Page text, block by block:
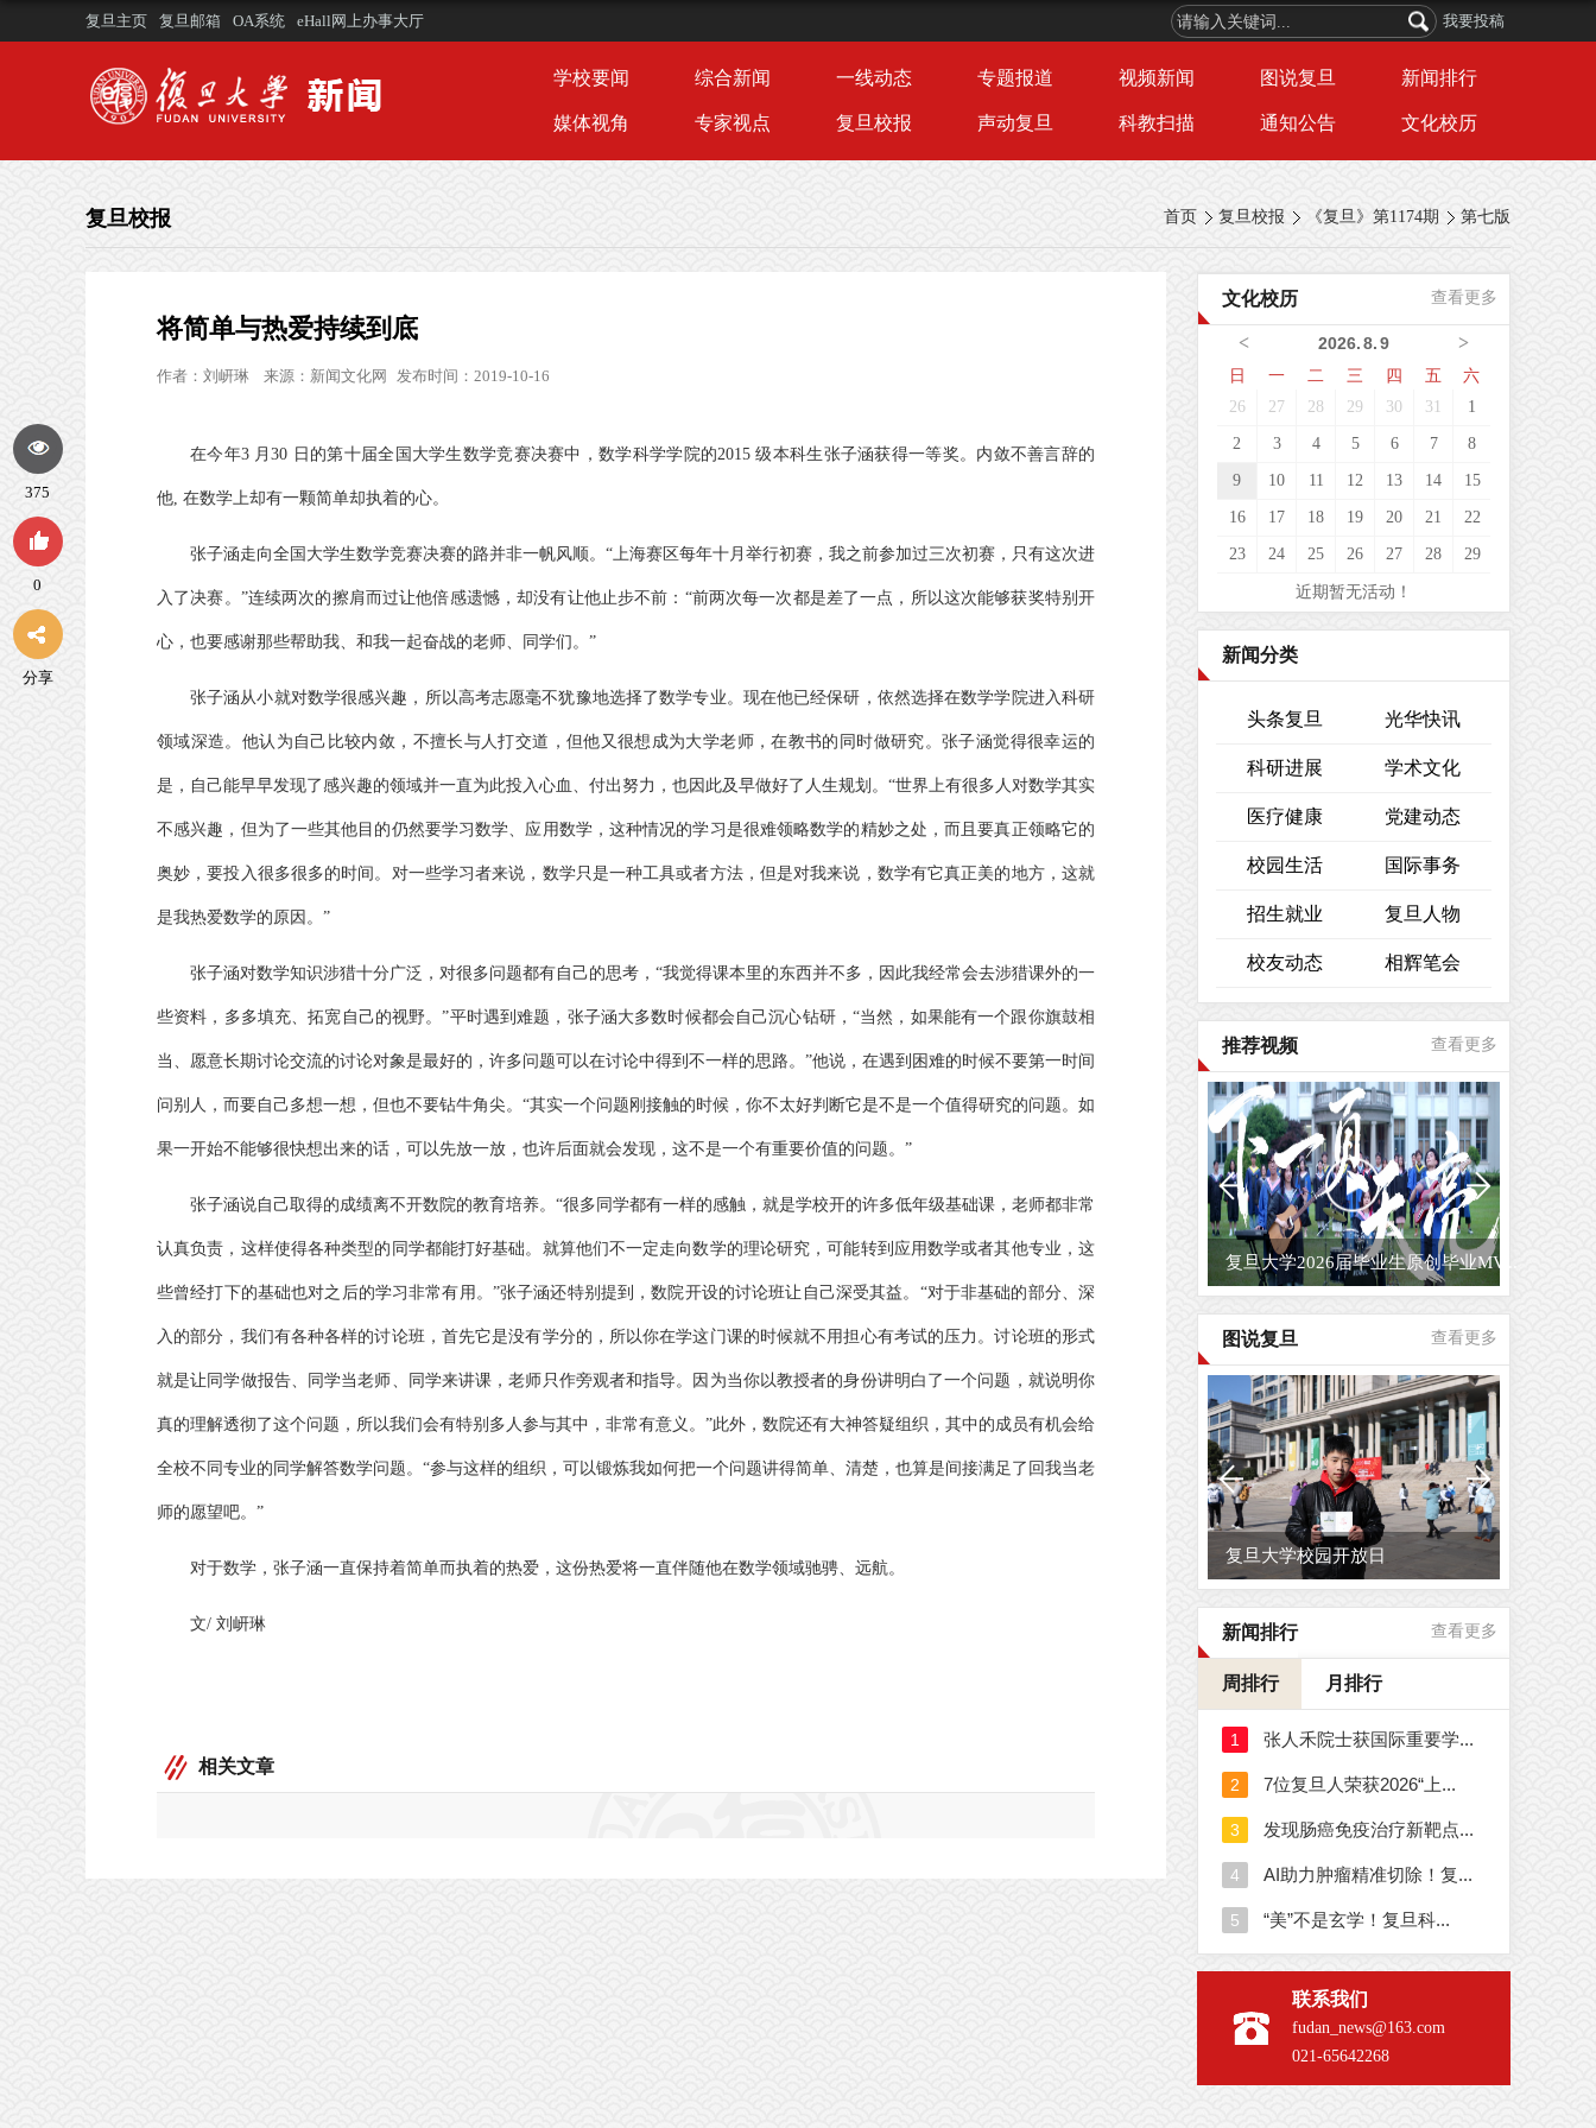
复旦主页 复旦邮箱 OA系统 eHall网上办事大厅 我要投稿
学校要闻 综合新闻 一线动态 专题报道 视频新闻 图说复旦 新闻排行
媒体视角 专家视点 复旦校报 声动复旦 科教扫描 通知公告 文化校历
首页 复旦校报 《复旦》第1174期 第七版
复旦校报
将简单与热爱持续到底
作者： 刘岍琳 来源： 新闻文化网 发布时间：2019-10-16
在今年3 月30 日的第十届全国大学生数学竞赛决赛中，数学科学学院的2015级本科生张子涵获得一等奖。内敛不善言辞的
他, 在数学上却有一颗简单却执着的心。
张子涵走向全国大学生数学竞赛决赛的路并非一帆风顺。 “上海赛区每年十月举行初赛，我之前参加过三次初赛，只有这次进
入了决赛。 ”连续两次的擦肩而过让他倍感遗憾，却没有让他止步不前： “前两次每一次都是差了一点，所以这次能够获奖特别开
心，也要感谢那些帮助我、和我一起奋战的老师、同学们。 ”
张子涵从小就对数学很感兴趣，所以高考志愿毫不犹豫地选择了数学专业。现在他已经保研，依然选择在数学学院进入科研
领域深造。他认为自己比较内敛，不擅长与人打交道，但他又很想成为大学老师，在教书的同时做研究。张子涵觉得很幸运的
是，自己能早早发现了感兴趣的领域并一直为此投入心血、付出努力，也因此及早做好了人生规划。 “世界上有很多人对数学其实
不感兴趣，但为了一些其他目的仍然要学习数学、应用数学，这种情况的学习是很难领略数学的精妙之处，而且要真正领略它的
奥妙，要投入很多很多的时间。对一些学习者来说，数学只是一种工具或者方法，但是对我来说，数学有它真正美的地方，这就
是我热爱数学的原因。 ”
张子涵对数学知识涉猎十分广泛，对很多问题都有自己的思考， “我觉得课本里的东西并不多，因此我经常会去涉猎课外的一
些资料，多多填充、拓宽自己的视野。”平时遇到难题，张子涵大多数时候都会自己沉心钻研，“当然，如果能有一个跟你旗鼓相
当、愿意长期讨论交流的讨论对象是最好的，许多问题可以在讨论中得到不一样的思路。 ”他说，在遇到困难的时候不要第一时间
问别人，而要自己多想一想，但也不要钻牛角尖。 “其实一个问题刚接触的时候，你不太好判断它是不是一个值得研究的问题。如
果一开始不能够很快想出来的话，可以先放一放，也许后面就会发现，这不是一个有重要价值的问题。 ”
张子涵说自己取得的成绩离不开数院的教育培养。 “很多同学都有一样的感触，就是学校开的许多低年级基础课，老师都非常
认真负责，这样使得各种类型的同学都能打好基础。就算他们不一定走向数学的理论研究，可能转到应用数学或者其他专业，这
些曾经打下的基础也对之后的学习非常有用。 ”张子涵还特别提到，数院开设的讨论班让自己深受其益。 “对于非基础的部分、深
入的部分，我们有各种各样的讨论班，首先它是没有学分的，所以你在学这门课的时候就不用担心有考试的压力。讨论班的形式
就是让同学做报告、同学当老师、同学来讲课，老师只作旁观者和指导。因为当你以教授者的身份讲明白了一个问题，就说明你
真的理解透彻了这个问题，所以我们会有特别多人参与其中，非常有意义。 ”此外，数院还有大神答疑组织，其中的成员有机会给
全校不同专业的同学解答数学问题。 “参与这样的组织，可以锻炼我如何把一个问题讲得简单、清楚，也算是间接满足了回我当老
师的愿望吧。 ”
对于数学，张子涵一直保持着简单而执着的热爱，这份热爱将一直伴随他在数学领域驰骋、远航。
文/ 刘岍琳
相关文章
375
0
分享
文化校历 查看更多
< >
2026.8.9
日
一 二 三 四 五 六
26 27 28 29 30 31 1
2 3 4 5 6 7 8
9 10 11 12 13 14 15
16 17 18 19 20 21 22
23 24 25 26 27 28 29
近期暂无活动！
新闻分类
头条复旦 光华快讯
科研进展 学术文化
医疗健康 党建动态
校园生活 国际事务
招生就业 复旦人物
校友动态 相辉笔会
推荐视频 查看更多
复旦大学2026届毕业生原创毕业MV...
图说复旦 查看更多
复旦大学校园开放日
新闻排行 查看更多
周排行 月排行
联系我们
fudan_news@163.com
021-65642268